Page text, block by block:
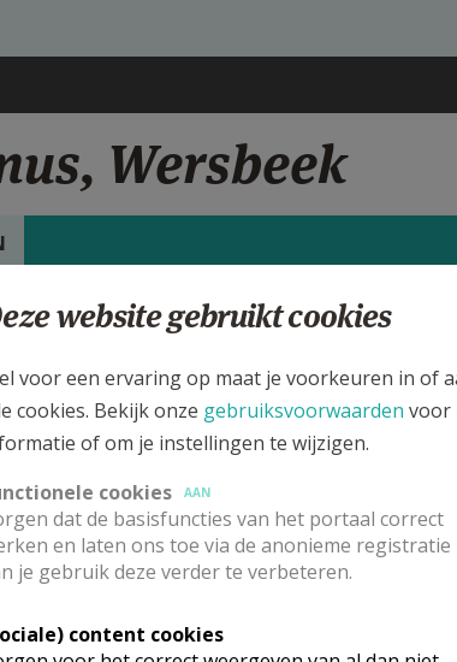
Wersbeek
de details voor de weekendvieringen die doorgaan in
de kerk, alsook een lijst met kerken in de buurt.
ALLE DETAILS TONEN
website gebruikt cookies
voor een ervaring op maat je voorkeuren in of
cookies. Bekijk onze gebruiksvoorwaarden voor
of om je instellingen te wijzigen.
cookies
AAN
dat de basisfuncties van het portaal correct
en laten ons toe via de anonieme registratie
je gebruik deze verder te verbeteren.
content cookies